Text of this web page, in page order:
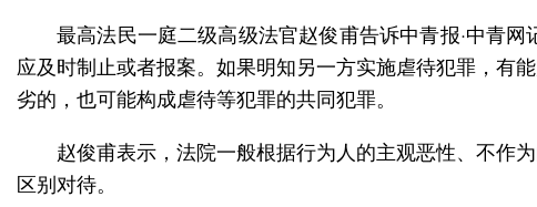
最高法民一庭二级高级法官赵俊甫告诉中青报·中青
应及时制止或者报案。如果明知另一方实施虐待犯罪，有
劣的，也可能构成虐待等犯罪的共同犯罪。
赵俊甫表示，法院一般根据行为人的主观恶性、不作
区别对待。